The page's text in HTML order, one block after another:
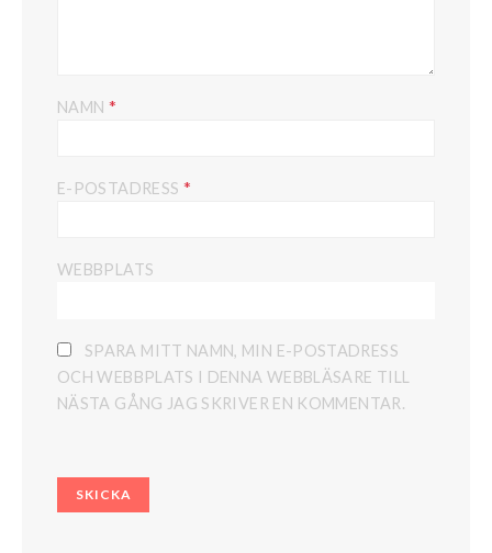
NAMN *
E-POSTADRESS *
WEBBPLATS
SPARA MITT NAMN, MIN E-POSTADRESS
OCH WEBBPLATS I DENNA WEBBLÄSARE TILL
NÄSTA GÅNG JAG SKRIVER EN KOMMENTAR.